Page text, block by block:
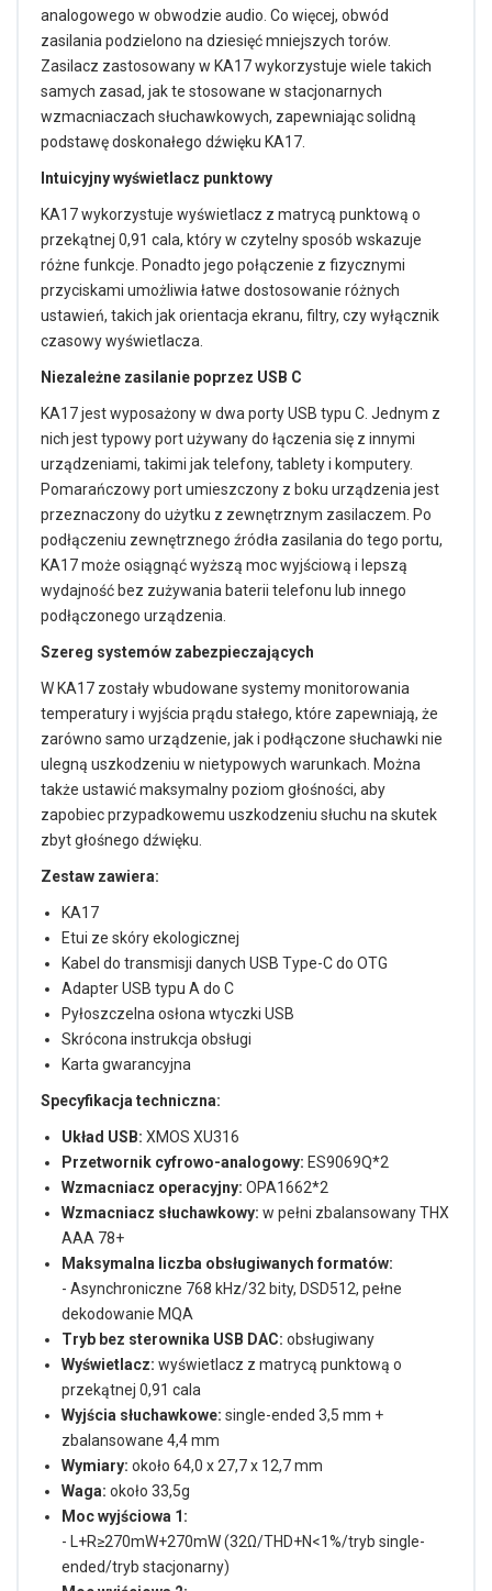
analogowego w obwodzie audio. Co więcej, obwód
zasilania podzielono na dziesięć mniejszych torów.
Zasilacz zastosowany w KA17 wykorzystuje wiele takich
samych zasad, jak te stosowane w stacjonarnych
wzmacniaczach słuchawkowych, zapewniając solidną
podstawę doskonałego dźwięku KA17.
Intuicyjny wyświetlacz punktowy
KA17 wykorzystuje wyświetlacz z matrycą punktową o
przekątnej 0,91 cala, który w czytelny sposób wskazuje
różne funkcje. Ponadto jego połączenie z fizycznymi
przyciskami umożliwia łatwe dostosowanie różnych
ustawień, takich jak orientacja ekranu, filtry, czy wyłącznik
czasowy wyświetlacza.
Niezależne zasilanie poprzez USB C
KA17 jest wyposażony w dwa porty USB typu C. Jednym z
nich jest typowy port używany do łączenia się z innymi
urządzeniami, takimi jak telefony, tablety i komputery.
Pomarańczowy port umieszczony z boku urządzenia jest
przeznaczony do użytku z zewnętrznym zasilaczem. Po
podłączeniu zewnętrznego źródła zasilania do tego portu,
KA17 może osiągnąć wyższą moc wyjściową i lepszą
wydajność bez zużywania baterii telefonu lub innego
podłączonego urządzenia.
Szereg systemów zabezpieczających
W KA17 zostały wbudowane systemy monitorowania
temperatury i wyjścia prądu stałego, które zapewniają, że
zarówno samo urządzenie, jak i podłączone słuchawki nie
ulegną uszkodzeniu w nietypowych warunkach. Można
także ustawić maksymalny poziom głośności, aby
zapobiec przypadkowemu uszkodzeniu słuchu na skutek
zbyt głośnego dźwięku.
Zestaw zawiera:
KA17
Etui ze skóry ekologicznej
Kabel do transmisji danych USB Type-C do OTG
Adapter USB typu A do C
Pyłoszczelna osłona wtyczki USB
Skrócona instrukcja obsługi
Karta gwarancyjna
Specyfikacja techniczna:
Układ USB: XMOS XU316
Przetwornik cyfrowo-analogowy: ES9069Q*2
Wzmacniacz operacyjny: OPA1662*2
Wzmacniacz słuchawkowy: w pełni zbalansowany THX
AAA 78+
Maksymalna liczba obsługiwanych formatów:
- Asynchroniczne 768 kHz/32 bity, DSD512, pełne
dekodowanie MQA
Tryb bez sterownika USB DAC: obsługiwany
Wyświetlacz: wyświetlacz z matrycą punktową o
przekątnej 0,91 cala
Wyjścia słuchawkowe: single-ended 3,5 mm +
zbalansowane 4,4 mm
Wymiary: około 64,0 x 27,7 x 12,7 mm
Waga: około 33,5g
Moc wyjściowa 1:
- L+R≥270mW+270mW (32Ω/THD+N<1%/tryb single-
ended/tryb stacjonarny)